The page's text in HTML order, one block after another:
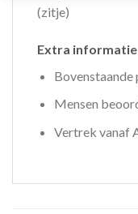
(zitje)
Extra informatie
Bovenstaande
Mensen
Vertrek vanaf